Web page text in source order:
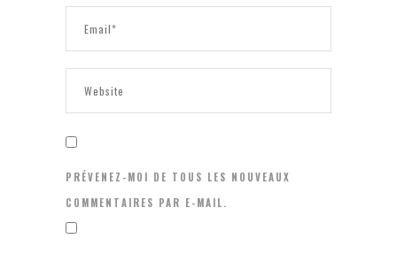
PRÉVENEZ-MOI DE TOUS LES NOUVEAUX
COMMENTAIRES PAR E-MAIL.